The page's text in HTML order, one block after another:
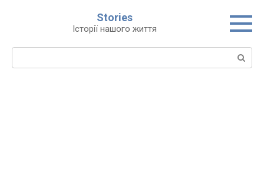
Stories
Історії нашого життя
Пошук: